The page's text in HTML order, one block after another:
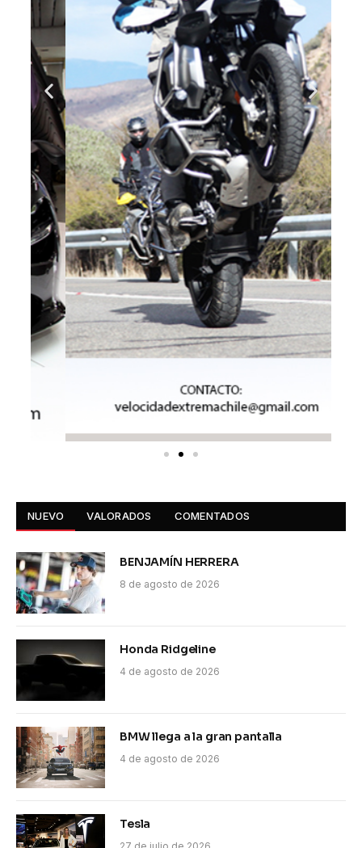
NUEVO VALORADOS COMENTADOS
BENJAMÍN HERRERA
8 de agosto de 2026
Honda Ridgeline
4 de agosto de 2026
BMW llega a la gran pantalla
4 de agosto de 2026
Tesla